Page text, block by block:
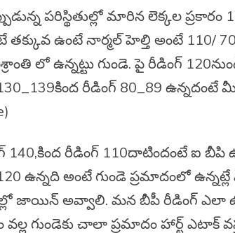
పరిస్థితుల్లో మారిన లెక్కల ప్రకారం
తక్కువ ఉంటే నార్మల్ హెల్తి అంటే 110/
లో ఉన్నట్టు గుండె. పై రీడింగ్
రీడింగ్ 80_89 ఉన్నదంటే
140,కింద రీడింగ్ 110దాటిందంటే ఐ బీపి
ఉన్నది అంటే గుండె ప్రమాదంలో ఉన్నట్లే
జాయిన్ అవ్వాలి. మన బీపీ రీడింగ్ ఎలా
వల్ల గుండెకు చాలా ప్రమాదం హార్ట్ ఎటాక్